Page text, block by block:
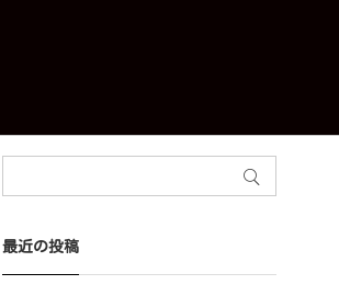
最近の投稿